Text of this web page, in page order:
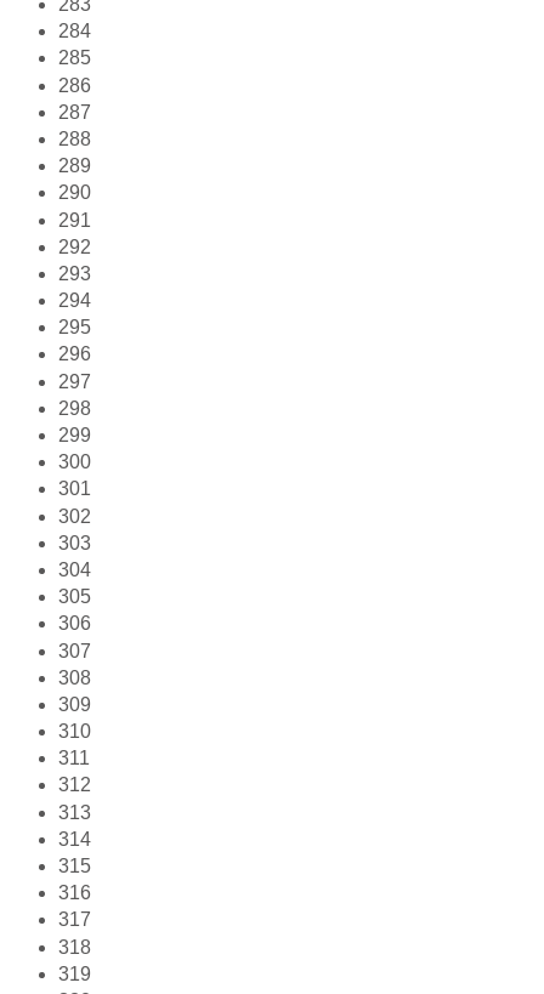
283
284
285
286
287
288
289
290
291
292
293
294
295
296
297
298
299
300
301
302
303
304
305
306
307
308
309
310
311
312
313
314
315
316
317
318
319